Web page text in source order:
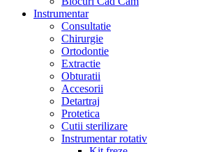
Instrumentar
Consultatie
Chirurgie
Ortodontie
Extractie
Obturatii
Accesorii
Detartraj
Protetica
Cutii sterilizare
Instrumentar rotativ